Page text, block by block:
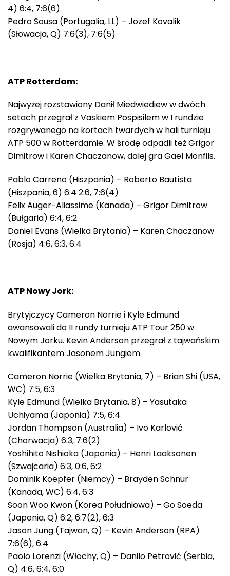
4) 6:4, 7:6(6)
Pedro Sousa (Portugalia, LL) – Jozef Kovalik
(Słowacja, Q) 7:6(3), 7:6(5)
ATP Rotterdam:
Najwyżej rozstawiony Danił Miedwiediew w dwóch
setach przegrał z Vaskiem Pospisilem w I rundzie
rozgrywanego na kortach twardych w hali turnieju
ATP 500 w Rotterdamie. W środę odpadli też Grigor
Dimitrow i Karen Chaczanow, dalej gra Gael Monfils.
Pablo Carreno (Hiszpania) – Roberto Bautista
(Hiszpania, 6) 6:4 2:6, 7:6(4)
Felix Auger-Aliassime (Kanada) – Grigor Dimitrow
(Bułgaria) 6:4, 6:2
Daniel Evans (Wielka Brytania) – Karen Chaczanow
(Rosja) 4:6, 6:3, 6:4
ATP Nowy Jork:
Brytyjczycy Cameron Norrie i Kyle Edmund
awansowali do II rundy turnieju ATP Tour 250 w
Nowym Jorku. Kevin Anderson przegrał z tajwańskim
kwalifikantem Jasonem Jungiem.
Cameron Norrie (Wielka Brytania, 7) – Brian Shi (USA,
WC) 7:5, 6:3
Kyle Edmund (Wielka Brytania, 8) – Yasutaka
Uchiyama (Japonia) 7:5, 6:4
Jordan Thompson (Australia) – Ivo Karlović
(Chorwacja) 6:3, 7:6(2)
Yoshihito Nishioka (Japonia) – Henri Laaksonen
(Szwajcaria) 6:3, 0:6, 6:2
Dominik Koepfer (Niemcy) – Brayden Schnur
(Kanada, WC) 6:4, 6:3
Soon Woo Kwon (Korea Południowa) – Go Soeda
(Japonia, Q) 6:2, 6:7(2), 6:3
Jason Jung (Tajwan, Q) – Kevin Anderson (RPA)
7:6(6), 6:4
Paolo Lorenzi (Włochy, Q) – Danilo Petrović (Serbia,
Q) 4:6, 6:4, 6:0